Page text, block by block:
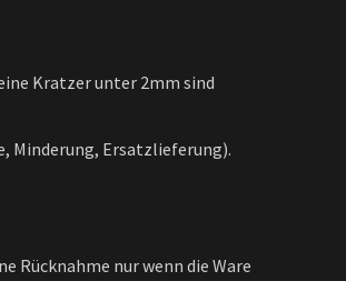
Kratzer unter 2mm sind
Minderung, Ersatzlieferung).
Rücknahme nur wenn die Ware